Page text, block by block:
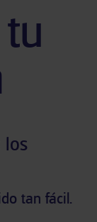
los
tan fácil.